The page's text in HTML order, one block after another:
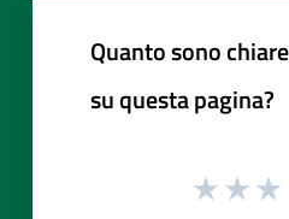
Quanto sono
su questa pagina?